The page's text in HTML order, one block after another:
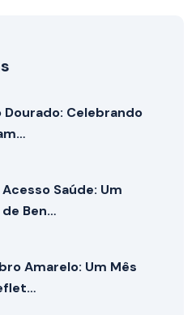
Dourado: Celebrando
Saúde: Um
Ben…
Amarelo: Um Mês